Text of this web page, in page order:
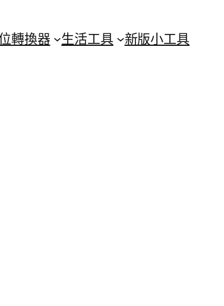
轉換器 生活工具 新版小工具